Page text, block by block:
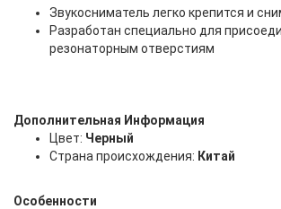
Звукосниматель легко крепится и
Разработан специально для
резонаторным отверстиям
Дополнительная Информация
Цвет: Черный
Страна происхождения: Китай
Особенности